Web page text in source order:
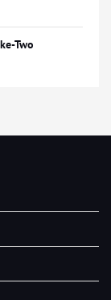
Two